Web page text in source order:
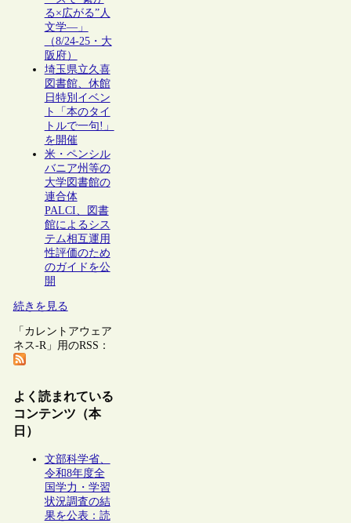
る×広がる”人
文学―」
（8/24-25・大
阪府）
埼玉県立久喜
図書館、休館
日特別イベン
ト「本のタイ
トルで一句!」
を開催
米・ペンシル
バニア州等の
大学図書館の
連合体
PALCI、図書
館によるシス
テム相互運用
性評価のため
のガイドを公
開
続きを見る
「カレントアウェア
ネス-R」用のRSS：
よく読まれている
コンテンツ（本
日）
文部科学省、
令和8年度全
国学力・学習
状況調査の結
果を公表：読